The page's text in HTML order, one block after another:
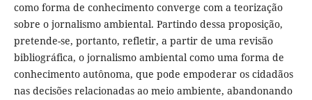
como forma de conhecimento converge com a teorização
sobre o jornalismo ambiental. Partindo dessa proposição,
pretende-se, portanto, refletir, a partir de uma revisão
bibliográfica, o jornalismo ambiental como uma forma de
conhecimento autônoma, que pode empoderar os cidadãos
nas decisões relacionadas ao meio ambiente, abandonando